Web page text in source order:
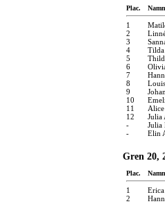
Plac. Namn
1
2
3
4
Tilda
5
6
7
8
9
10
11
12
Julia
-
Julia
-
Elin
Gren 20,
Plac. Namn
1
2